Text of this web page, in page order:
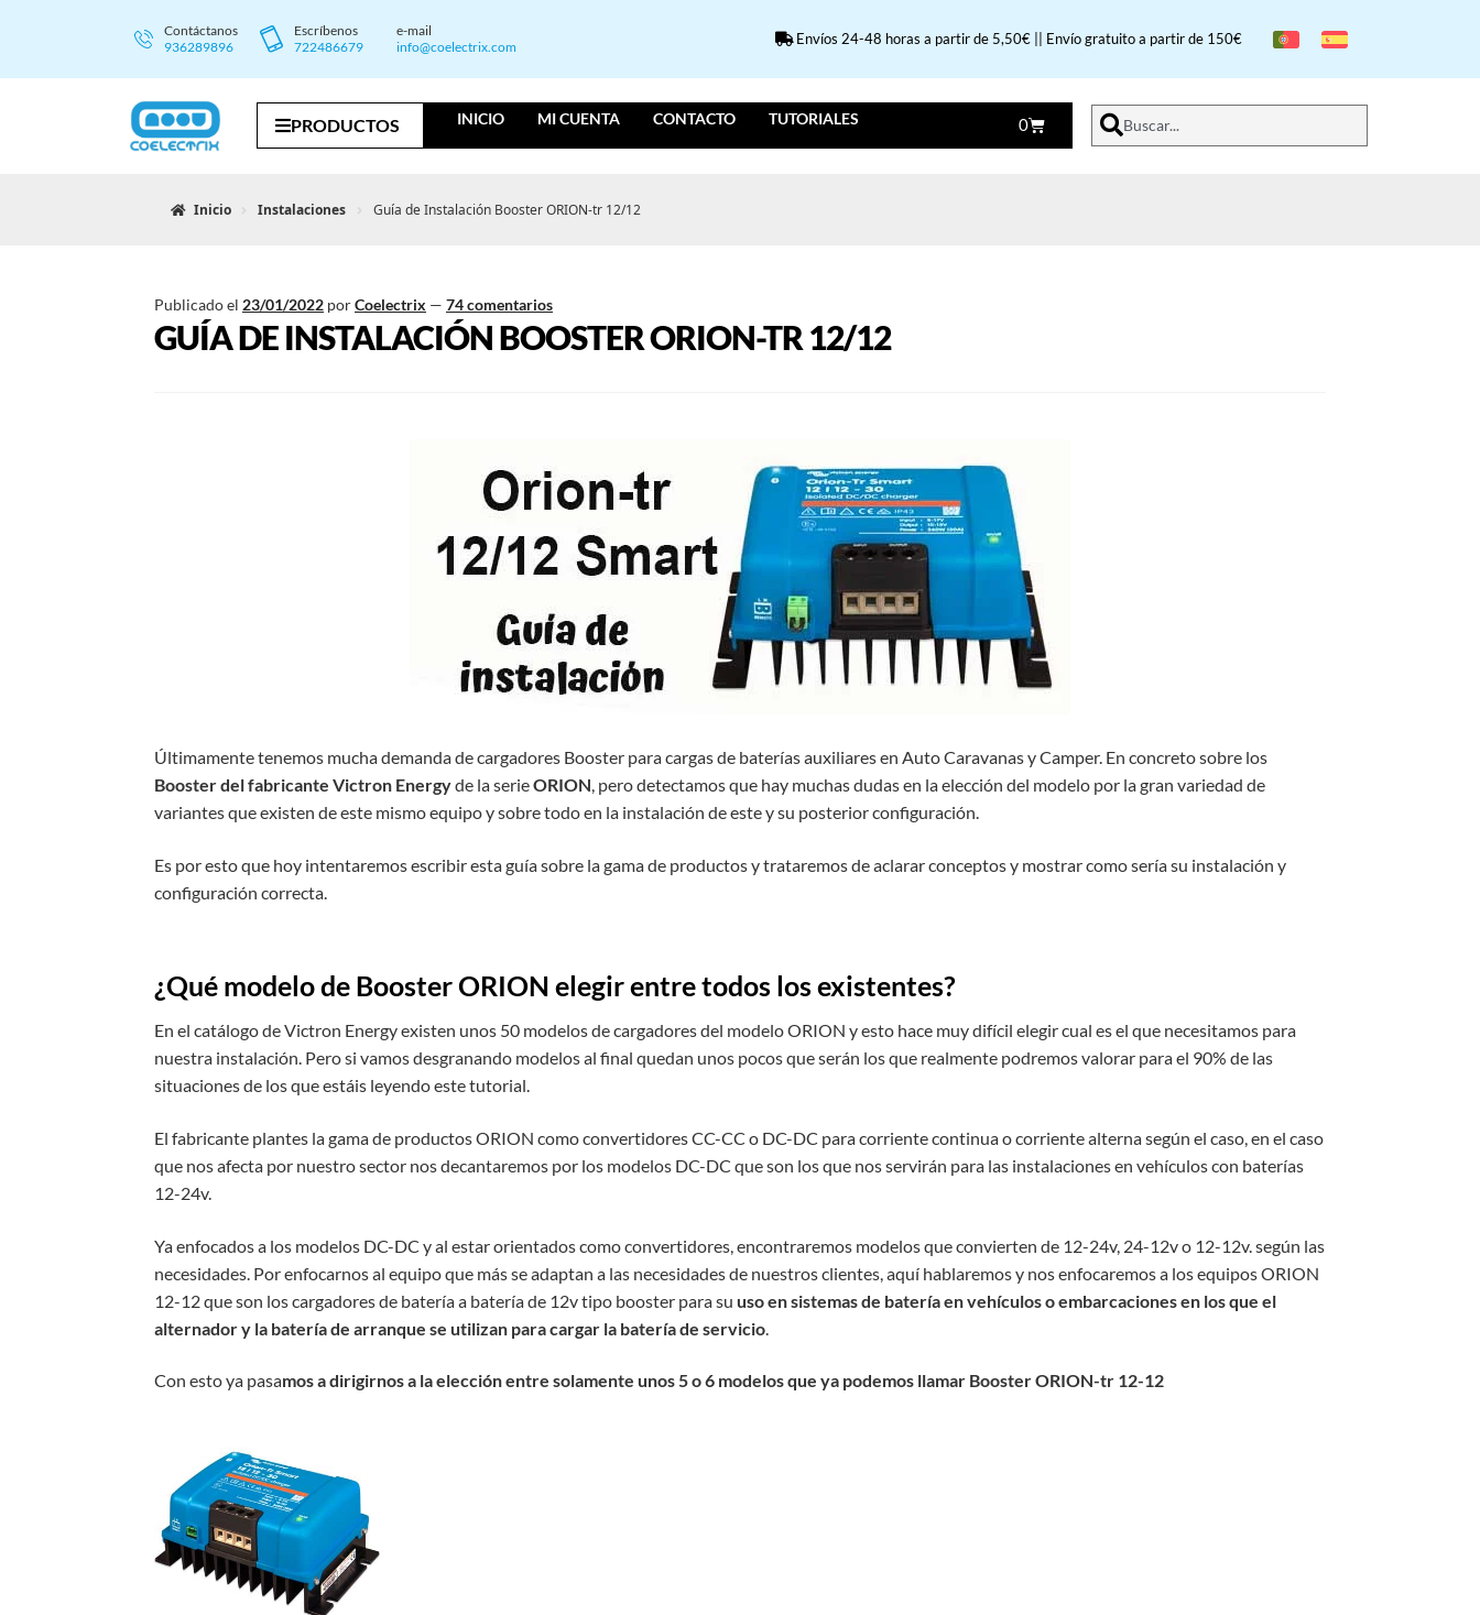
Contáctanos
936289896
Escríbenos
722486679
e-mail
info@coelectrix.com
Envíos 24-48 horas a partir de 5,50€ || Envío gratuito a partir de 150€
PRODUCTOS INICIO MI CUENTA CONTACTO TUTORIALES 0 Buscar...
Inicio Instalaciones Guía de Instalación Booster ORION-tr 12/12
Publicado el 23/01/2022 porCoelectrix —74 comentarios
GUÍA DE INSTALACIÓN BOOSTER ORION-TR 12/12
Últimamente tenemos mucha demanda de cargadores Booster para cargas de baterías auxiliares en Auto Caravanas y Camper. En concreto sobre los
Booster del fabricante Victron Energyde la serieORION, pero detectamos que hay muchas dudas en la elección del modelo por la gran variedad de
variantes que existen de este mismo equipo y sobre todo en la instalación de este y su posterior configuración.
Es por esto que hoy intentaremos escribir esta guía sobre la gama de productos y trataremos de aclarar conceptos y mostrar como sería su instalación y
configuración correcta.
¿Qué modelo de Booster ORION elegir entre todos los existentes?
En el catálogo de Victron Energy existen unos 50 modelos de cargadores del modelo ORION y esto hace muy difícil elegir cual es el que necesitamos para
nuestra instalación. Pero si vamos desgranando modelos al final quedan unos pocos que serán los que realmente podremos valorar para el 90% de las
situaciones de los que estáis leyendo este tutorial.
El fabricante plantes la gama de productos ORION como convertidores CC-CC o DC-DC para corriente continua o corriente alterna según el caso, en el caso
que nos afecta por nuestro sector nos decantaremos por los modelos DC-DC que son los que nos servirán para las instalaciones en vehículos con baterías
12-24v.
Ya enfocados a los modelos DC-DC y al estar orientados como convertidores, encontraremos modelos que convierten de 12-24v, 24-12v o 12-12v. según las
necesidades. Por enfocarnos al equipo que más se adaptan a las necesidades de nuestros clientes, aquí hablaremos y nos enfocaremos a los equipos ORION
12-12 que son los cargadores de batería a batería de 12v tipo booster para su uso en sistemas de batería en vehículos o embarcaciones en los que el
alternador y la batería de arranque se utilizan para cargar la batería de servicio
Con esto ya pasamos a dirigirnos a la elección entre solamente unos 5 o 6 modelos que ya podemos llamar Booster ORION-tr 12-12